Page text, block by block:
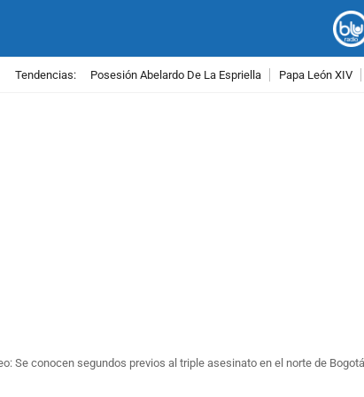
Tendencias: Posesión Abelardo De La Espriella Papa León XIV
Se conocen segundos previos al triple asesinato en el norte de Bogotá